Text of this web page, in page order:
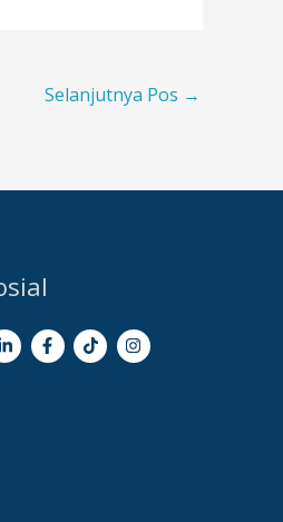
Selanjutnya Pos →